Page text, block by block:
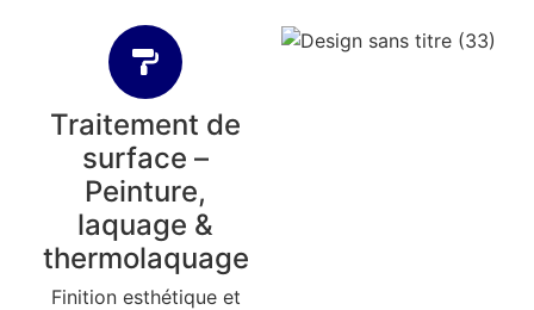
Traitement de
surface –
Peinture,
laquage &
thermolaquage
Finition esthétique et